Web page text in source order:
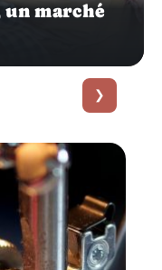
un marché